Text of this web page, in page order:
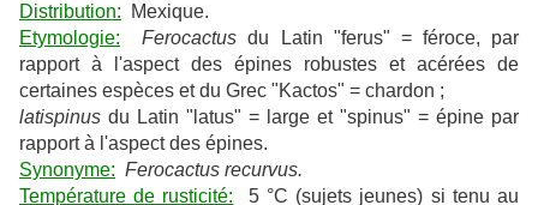
Distribution: Mexique.
Etymologie:
Ferocactus du Latin "ferus" = féroce, par
rapport à l'aspect des épines robustes et acérées de
certaines espèces et du Grec "Kactos" = chardon ;
latispinus du Latin "latus" = large et "spinus" = épine par
rapport à l'aspect des épines.
Synonyme: Ferocactus recurvus.
Température de rusticité:
5 °C (sujets jeunes) si tenu au